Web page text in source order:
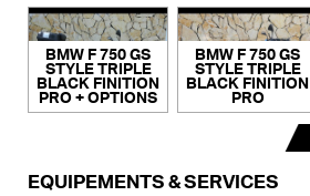
BMW F 750 GS
STYLE TRIPLE
BLACK FINITION
PRO + OPTIONS
BMW F 750 GS
STYLE TRIPLE
BLACK FINITION
PRO
ÉQUIPEMENTS & SERVICES